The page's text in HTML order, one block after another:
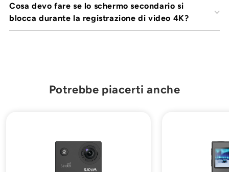
Cosa devo fare se lo schermo secondario si
blocca durante la registrazione di video 4K?
Potrebbe piacerti anche